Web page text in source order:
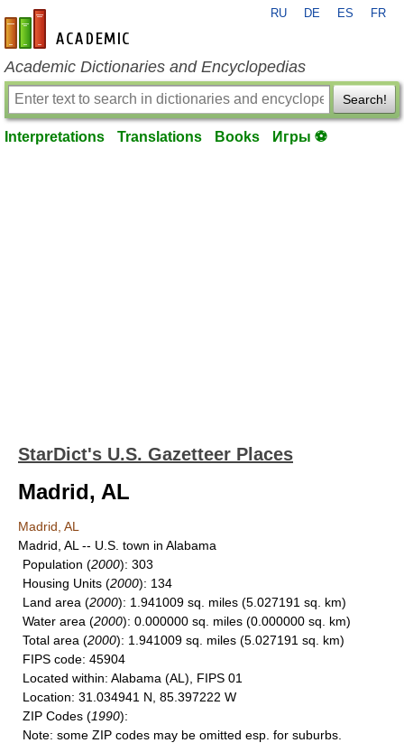
en-academic.com
RU DE ES FR
Academic Dictionaries and Encyclopedias
Search!
Interpretations Translations Books Игры ⚽
StarDict's U.S. Gazetteer Places
Madrid, AL
Madrid, AL
Madrid, AL -- U.S. town in Alabama
Population (2000): 303
Housing Units (2000): 134
Land area (2000): 1.941009 sq. miles (5.027191 sq. km)
Water area (2000): 0.000000 sq. miles (0.000000 sq. km)
Total area (2000): 1.941009 sq. miles (5.027191 sq. km)
FIPS code: 45904
Located within: Alabama (AL), FIPS 01
Location: 31.034941 N, 85.397222 W
ZIP Codes (1990):
Note: some ZIP codes may be omitted esp. for suburbs.